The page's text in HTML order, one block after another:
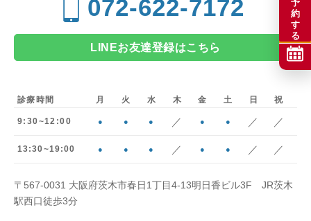
072-622-7172
LINEお友達登録はこちら
診療時間 月 火 水 木 金 土 日 祝
9:30~12:00 ● ● ● ／ ● ● ／ ／
13:30~19:00 ● ● ● ／ ● ● ／ ／
〒567-0031 大阪府茨木市春日1丁目4-13明日香ビル3F JR茨木
駅西口徒歩3分
予
約
す
る